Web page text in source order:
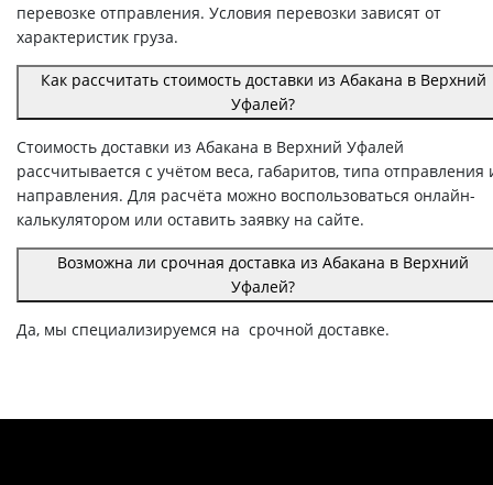
перевозке отправления. Условия перевозки зависят от
характеристик груза.
Как рассчитать стоимость доставки из Абакана в Верхний
Уфалей?
Стоимость доставки из Абакана в Верхний Уфалей
рассчитывается с учётом веса, габаритов, типа отправления
направления. Для расчёта можно воспользоваться онлайн-
калькулятором или оставить заявку на сайте.
Возможна ли срочная доставка из Абакана в Верхний
Уфалей?
Да, мы специализируемся на срочной доставке.